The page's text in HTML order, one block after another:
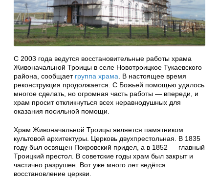
С 2003 года ведутся восстановительные работы храма
Живоначальной Троицы в селе Новотроицкое Тукаевского
района, сообщает группа храма . В настоящее время
реконструкция продолжается. С Божьей помощью удалось
многое сделать, но огромная часть работы — впереди, и
храм просит откликнуться всех неравнодушных для
оказания посильной помощи.
Храм Живоначальной Троицы является памятником
культовой архитектуры. Церковь двухпрестольная. В 1835
году был освящен Покровский придел, а в 1852 — главный
Троицкий престол. В советские годы храм был закрыт и
частично разрушен. Вот уже много лет ведётся
восстановление церкви.